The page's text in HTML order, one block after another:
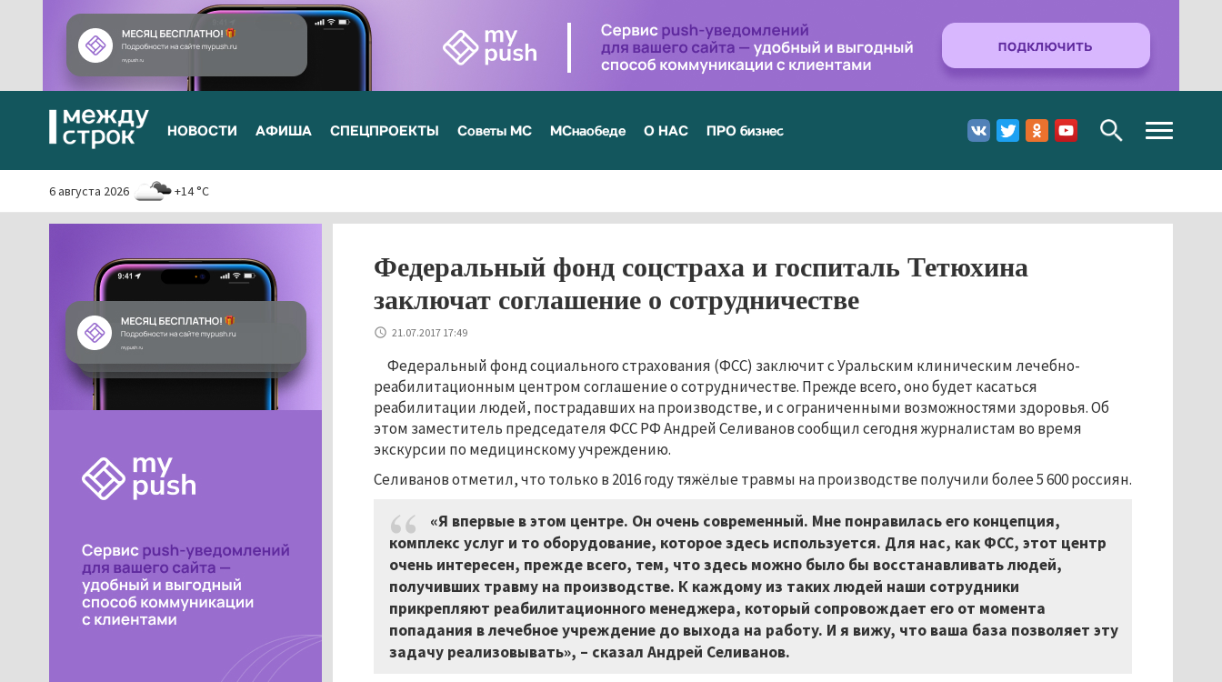
НОВОСТИ АФИША СПЕЦПРОЕКТЫ Советы МС МСнаобеде О НАС ПРО бизнес
Toggle
navigation
6 августа 2026 +14 °C
Федеральный фонд соцстраха и госпиталь Тетюхина
заключат соглашение о сотрудничестве
21.07.2017 17:49
Федеральный фонд социального страхования (ФСС) заключит с Уральским клиническим лечебно-
реабилитационным центром соглашение о сотрудничестве. Прежде всего, оно будет касаться
реабилитации людей, пострадавших на производстве, и с ограниченными возможностями здоровья. Об
этом заместитель председателя ФСС РФ Андрей Селиванов сообщил сегодня журналистам во время
экскурсии по медицинскому учреждению.
Селиванов отметил, что только в 2016 году тяжёлые травмы на производстве получили более 5 600 россиян.
«Я впервые в этом центре. Он очень современный. Мне понравилась его концепция,
комплекс услуг и то оборудование, которое здесь используется. Для нас, как ФСС, этот центр
очень интересен, прежде всего, тем, что здесь можно было бы восстанавливать людей,
получивших травму на производстве. К каждому из таких людей наши сотрудники
прикрепляют реабилитационного менеджера, который сопровождает его от момента
попадания в лечебное учреждение до выхода на работу. И я вижу, что ваша база позволяет эту
задачу реализовывать», – сказал Андрей Селиванов.